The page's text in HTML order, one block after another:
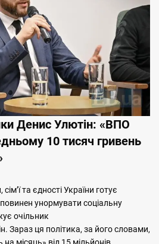
Денис Улютін: «ВПО
10 тисяч гривень
та єдності України готує
унормувати соціальну
очільник
Зараз ця політика, за його словами,